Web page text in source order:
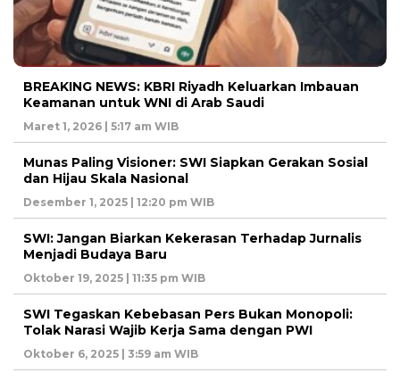
BREAKING NEWS: KBRI Riyadh Keluarkan Imbauan
Keamanan untuk WNI di Arab Saudi
Maret 1, 2026 | 5:17 am WIB
Munas Paling Visioner: SWI Siapkan Gerakan Sosial
dan Hijau Skala Nasional
Desember 1, 2025 | 12:20 pm WIB
SWI: Jangan Biarkan Kekerasan Terhadap Jurnalis
Menjadi Budaya Baru
Oktober 19, 2025 | 11:35 pm WIB
SWI Tegaskan Kebebasan Pers Bukan Monopoli:
Tolak Narasi Wajib Kerja Sama dengan PWI
Oktober 6, 2025 | 3:59 am WIB